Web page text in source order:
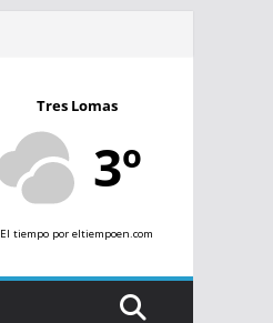
Tres Lomas
3º
El tiempo por eltiempoen.com